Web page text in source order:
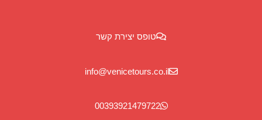
טופס יצירת קשר
info@venicetours.co.il
00393921479722